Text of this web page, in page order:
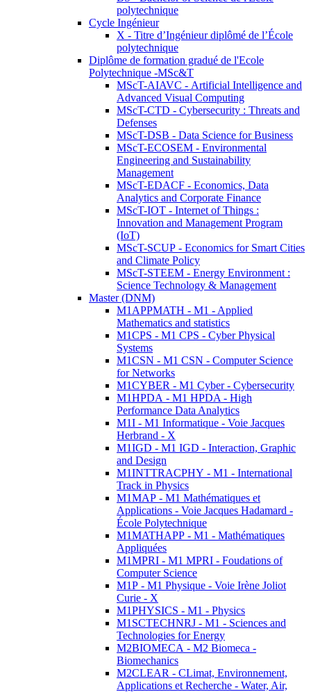
polytechnique
Cycle Ingénieur
X - Titre d’Ingénieur diplômé de l’École
polytechnique
Diplôme de formation gradué de l'Ecole
Polytechnique -MSc&T
MScT-AIAVC - Artificial Intelligence and
Advanced Visual Computing
MScT-CTD - Cybersecurity : Threats and
Defenses
MScT-DSB - Data Science for Business
MScT-ECOSEM - Environmental
Engineering and Sustainability
Management
MScT-EDACF - Economics, Data
Analytics and Corporate Finance
MScT-IOT - Internet of Things :
Innovation and Management Program
(IoT)
MScT-SCUP - Economics for Smart Cities
and Climate Policy
MScT-STEEM - Energy Environment :
Science Technology & Management
Master (DNM)
M1APPMATH - M1 - Applied
Mathematics and statistics
M1CPS - M1 CPS - Cyber Physical
Systems
M1CSN - M1 CSN - Computer Science
for Networks
M1CYBER - M1 Cyber - Cybersecurity
M1HPDA - M1 HPDA - High
Performance Data Analytics
M1I - M1 Informatique - Voie Jacques
Herbrand - X
M1IGD - M1 IGD - Interaction, Graphic
and Design
M1INTTRACPHY - M1 - International
Track in Physics
M1MAP - M1 Mathématiques et
Applications - Voie Jacques Hadamard -
École Polytechnique
M1MATHAPP - M1 - Mathématiques
Appliquées
M1MPRI - M1 MPRI - Foudations of
Computer Science
M1P - M1 Physique - Voie Irène Joliot
Curie - X
M1PHYSICS - M1 - Physics
M1SCTECHNRJ - M1 - Sciences and
Technologies for Energy
M2BIOMECA - M2 Biomeca -
Biomechanics
M2CLEAR - CLimat, Environnement,
Applications et Recherche - Water, Air,